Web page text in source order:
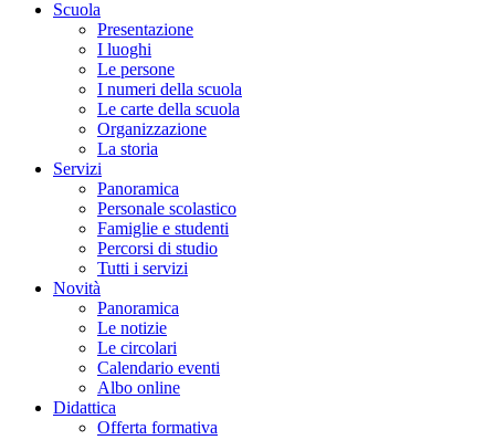
Scuola
Presentazione
I luoghi
Le persone
I numeri della scuola
Le carte della scuola
Organizzazione
La storia
Servizi
Panoramica
Personale scolastico
Famiglie e studenti
Percorsi di studio
Tutti i servizi
Novità
Panoramica
Le notizie
Le circolari
Calendario eventi
Albo online
Didattica
Offerta formativa